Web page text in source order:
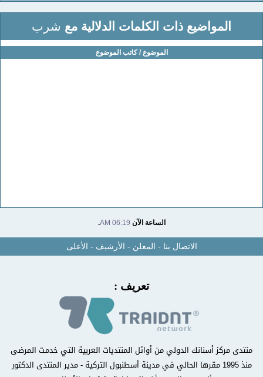
المواضيع ذات الكلمات الدلالية مع شرب
الموضوع / كاتب الموضوع
الساعة الآن06:19 AM
.
الاتصال بنا-المعلن-الأرشيف -الأعلى
تعريف :
منتدى مركز أسنانك الدولي من أوائل المنتديات العربية التي خدمت المرضى
منذ 1995 مقرها الحالي في مدينة أسطنبول التركية - مدير المنتدى الدكتور